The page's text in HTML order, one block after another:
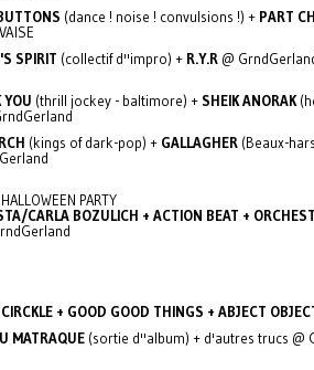
(dance ! noise ! convulsions !) + PART
SPIRIT (collectif d''impro) + R.Y.R @
YOU (thrill jockey - baltimore) + SHEIK ANORAK
(kings of dark-pop) + GALLAGHER (Beaux-
PARTY
CARLA BOZULICH + ACTION BEAT +
+ GOOD GOOD THINGS + ABJECT
MATRAQUE (sortie d''album) + d'autres trucs @